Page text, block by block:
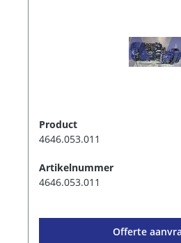
Product
4646.053.011
Artikelnummer
4646.053.011
Offerte